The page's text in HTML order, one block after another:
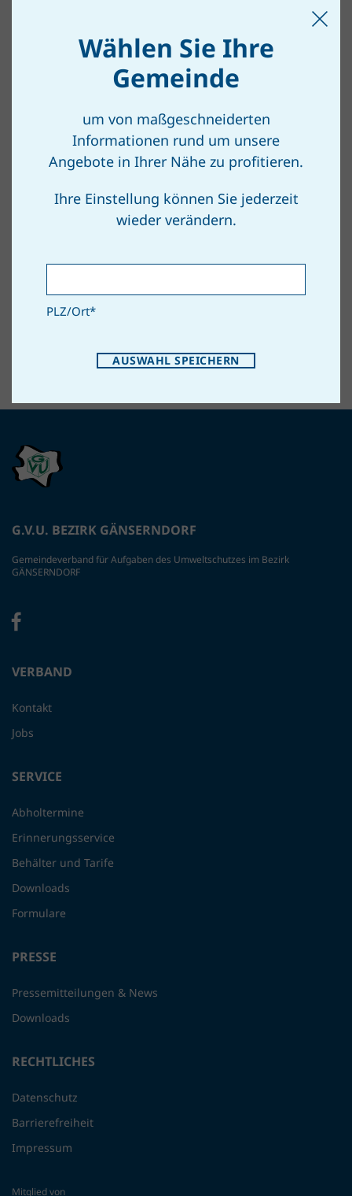
PARBASDORF
Parbasdorf
FF-Haus, 2232 Parbasdorf
G.V.U. BEZIRK GÄNSERNDORF
Gemeindeverband für Aufgaben des Umweltschutzes im Bezirk
GÄNSERNDORF
VERBAND
Kontakt
Jobs
SERVICE
Abholtermine
Erinnerungsservice
Behälter und Tarife
Downloads
Formulare
PRESSE
Pressemitteilungen & News
Downloads
RECHTLICHES
Datenschutz
Barrierefreiheit
Impressum
Wählen Sie Ihre
Gemeinde
um von maßgeschneiderten
Informationen rund um unsere
Angebote in Ihrer Nähe zu profitieren.
Ihre Einstellung können Sie jederzeit
wieder verändern.
PLZ/Ort*
AUSWAHL SPEICHERN